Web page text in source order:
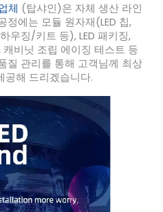
체 (탑샤인)은 자체 생산 라인
정에는 모듈 원자재(LED 칩,
우징/키트 등), LED 패키징,
비닛 조립 에이징 테스트 등
질 관리를 통해 고객님께 최상
공해 드리겠습니다.